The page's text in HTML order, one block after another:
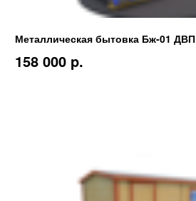
Металлическая бытовка Бж-01 ДВП
158 000 p.